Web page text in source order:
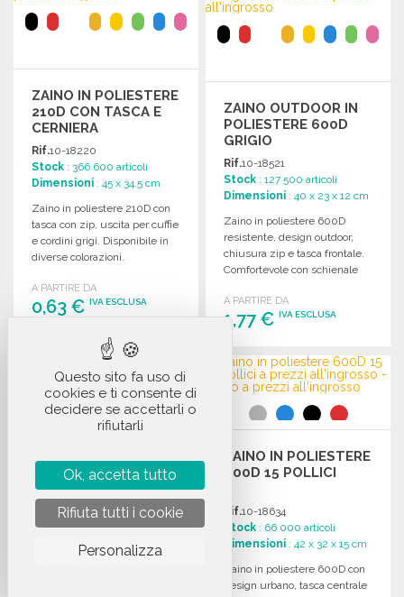
ZAINO IN POLIESTERE
210D CON TASCA E
CERNIERA
Rif.10-18220
Stock : 366 600 articoli
Dimensioni : 45 x 34.5 cm
Zaino in poliestere 210D con
tasca con zip, uscita per cuffie
e cordini grigi. Disponibile in
diverse colorazioni.
A PARTIRE DA
0,63 € IVA ESCLUSA
ORDINARE
Richiedi un preventivo
ZAINO OUTDOOR IN
POLIESTERE 600D
GRIGIO
Rif.10-18521
Stock : 127 500 articoli
Dimensioni : 40 x 23 x 12 cm
Zaino in poliestere 600D
resistente, design outdoor,
chiusura zip e tasca frontale.
Comfortevole con schienale
A PARTIRE DA
1,77 €IVA ESCLUSA
ORDINARE
Richiedi un preventivo
POLIESTERE 600D
15"
10-18588
Stock: 9 300 articoli
Dimensioni
: 44 x 32 x 18 cm
ZAINO IN POLIESTERE
600D 15 POLLICI
Rif.10-18634
Stock : 66 000 articoli
Dimensioni : 42 x 32 x 15 cm
Zaino in poliestere 600D con
design urbano, tasca centrale
Questo sito fa uso di
cookies e ti consente di
decidere se accettarli o
rifiutarli
Ok, accetta tutto
Rifiuta tutti i cookie
Personalizza